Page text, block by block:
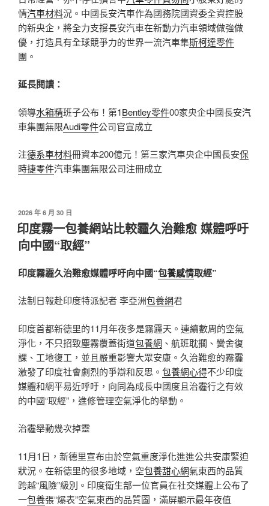
情汽車材料況。中國長安汽車作為國務院國資委全資控股
的新央企，將全力支撐長安汽車在新動力汽車領域做強做
優，打造具有全球競爭力的世界一流汽車集斯柯達零件
團。
延長閱讀：
領導水箱精班子公布！第1Bentley零件00家央企中國長安汽
車集團無限Audi零件公司官宣成立
注德系車材料冊資本200億元！第三家汽車央企中國長安保
時捷零件汽車集團無限公司注冊成立
發
佈
於
2026 年 6 月 30 日
印度霧一包養網站比較霾久治難愈 媒體呼吁
向中國“取經”
印度霧霾久治難愈媒體呼吁向中國“包養感情取經”
法制日報赴印度特派記者 李亞洲包養網君
印度首都新德里的11月年夜多是霧霾天。連續數周的空氣
淨化，不只招致塵霧覆蓋街道包養網 、航班耽擱、黌舍復
課、工地復工，並且嚴重影響大眾安康。久治難愈的霧霾
激發了印度社會劇烈的爭辯和反思。 包養網心得不少印度
媒體和網平易近呼吁，向同為成長中國度且治霾行之有效
的中國“取經”，進修管理空氣淨化的舉動。
治霾舉動幾次掉靈
11月1日，新德里宣布由於空氣重度淨化進進公共安康緊迫
狀況。在新德里的很多地域，空包養甜心網氣東西的品質
跨越“風險”級別。印度衛生部一位官員在社交媒體上公布了
一包養張“爆表”空氣東西的品質圖，滿屏顯示最年夜值